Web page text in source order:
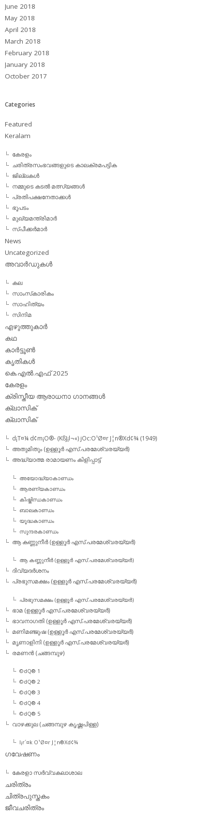
June 2018
May 2018
April 2018
March 2018
February 2018
January 2018
October 2017
Categories
Featured
Keralam
കേരളം
ചരിത്രസംഭവങ്ങളുടെ കാലക്രമപട്ടിക
ജില്ലകള്‍
നമ്മുടെ കടല്‍ മത്സ്യങ്ങള്‍
പ്രതിപക്ഷനേതാക്കള്‍
ഭൂപടം
മുഖ്യമന്ത്രിമാര്‍
സ്പീക്കര്‍മാര്‍
News
Uncategorized
അവാര്‍ഡുകള്‍
കല
സാംസ്‌കാരികം
സാഹിത്യം
സിനിമ
എഴുത്തുകാര്‍
കഥ
കാര്‍ട്ടൂണ്‍
കൃതികള്‍
കെ.എല്‍.എഫ് 2025
കേരളം
ക്രിസ്തീയ ആരാധനാ ഗാനങ്ങള്‍
ക്ലാസിക്‌
ക്ലാസിക്
d¡T¤¼ d¢m¡O®- (KßJ¡l¬«) jOc:O¹Ø¤r J¦n®Xd¢¾ (1949)
അതുമിതും (ഉള്ളൂര്‍ എസ്.പരമേശ്വരയ്യര്‍)
അദ്ധ്യാത്മ രാമായണം കിളിപ്പാട്ട്‌
അയോദ്ധ്യാകാണ്ഡം
ആരണ്യകാണ്ഡം
കിഷ്കിന്ധകാണ്ഡം
ബാലകാണ്ഡം
യൂദ്ധകാണ്ഡം
സുന്ദരകാണ്ഡം
ആ കണ്ണുനീര്‍ (ഉള്ളൂര്‍ എസ്.പരമേശ്വരയ്യര്‍)
ആ കണ്ണുനീര്‍ (ഉള്ളൂര്‍ എസ്.പരമേശ്വരയ്യര്‍)
ദിവ്യദര്‍ശനം
പ്രഭുസമക്ഷം (ഉള്ളൂര്‍ എസ്.പരമേശ്വരയ്യര്‍)
പ്രഭുസമക്ഷം (ഉള്ളൂര്‍ എസ്.പരമേശ്വരയ്യര്‍)
ഭാമ (ഉള്ളൂര്‍ എസ്.പരമേശ്വരയ്യര്‍)
ഭാവനാഗതി (ഉള്ളൂര്‍ എസ്.പരമേശ്വരയ്യര്‍)
മണിമഞ്ജുഷ (ഉള്ളൂര്‍ എസ്.പരമേശ്വരയ്യര്‍)
മൃണാളിനി (ഉള്ളൂര്‍ എസ്.പരമേശ്വരയ്യര്‍)
രമണന്‍ (ചങ്ങമ്പുഴ)
©dQ® 1
©dQ® 2
©dQ® 3
©dQ® 4
©dQ® 5
വാഴക്കുല (ചങ്ങമ്പുഴ കൃഷ്ണപിള്ള)
l¡r´¤k O¹Ø¤r J¦n®Xd¢¾
ഗവേഷണം
കേരളാ സര്‍വ്വകലാശാല
ചരിത്രം
ചിത്രപുസ്തകം
ജീവചരിത്രം